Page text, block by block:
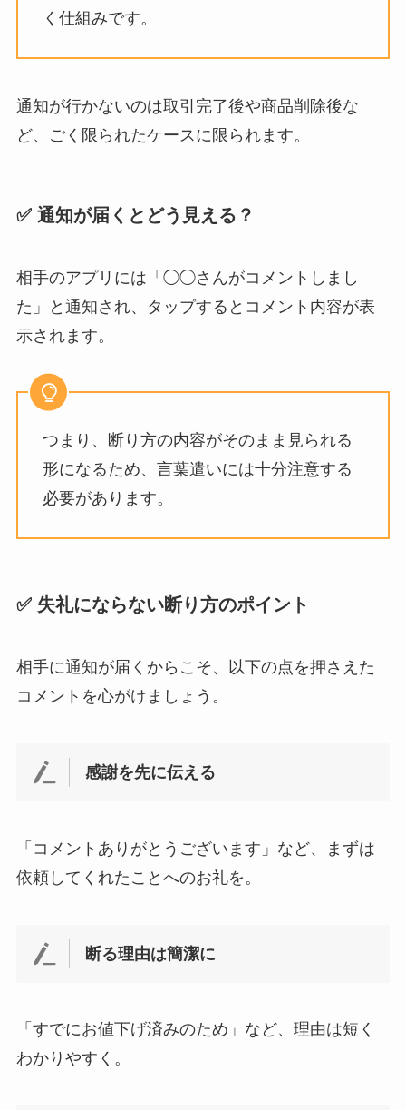
く仕組みです。
通知が行かないのは取引完了後や商品削除後な
ど、ごく限られたケースに限られます。
✅ 通知が届くとどう見える？
相手のアプリには「◯◯さんがコメントしまし
た」と通知され、タップするとコメント内容が表
示されます。
つまり、断り方の内容がそのまま見られる
形になるため、言葉遣いには十分注意する
必要があります。
✅ 失礼にならない断り方のポイント
相手に通知が届くからこそ、以下の点を押さえた
コメントを心がけましょう。
感謝を先に伝える
「コメントありがとうございます」など、まずは
依頼してくれたことへのお礼を。
断る理由は簡潔に
「すでにお値下げ済みのため」など、理由は短く
わかりやすく。